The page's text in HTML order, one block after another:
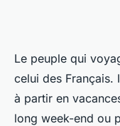
Le peuple qui
celui des Français.
à partir en
long week-end ou